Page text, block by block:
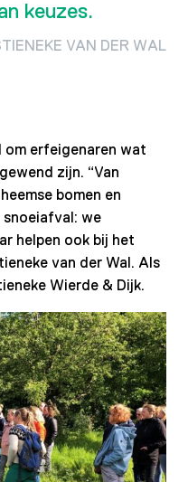
keuzes.
VAN DER WAL
om erfeigenaren wat
zijn. “Van
bomen en
we
helpen ook bij het
van der Wal. Als
Wierde & Dijk.